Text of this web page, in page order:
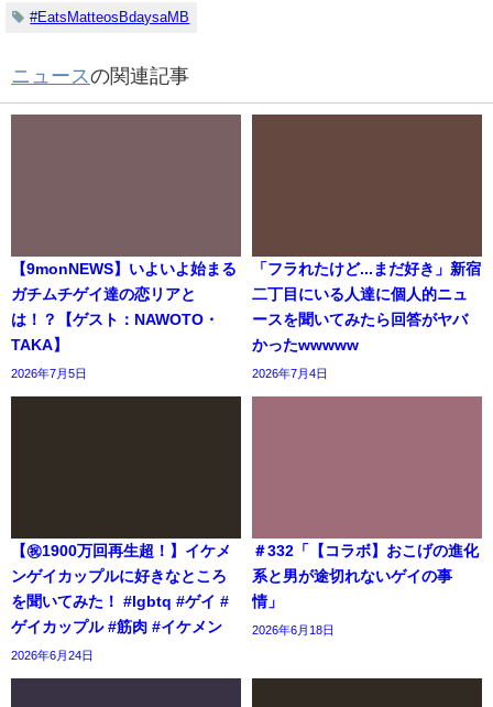
#EatsMatteosBdaysaMB
ニュースの関連記事
【9monNEWS】いよいよ始まる
ガチムチゲイ達の恋リアと
は！？【ゲスト：NAWOTO・
TAKA】
2026年7月5日
「フラれたけど...まだ好き」新宿
二丁目にいる人達に個人的ニュ
ースを聞いてみたら回答がヤバ
かったwwwww
2026年7月4日
【㊗️1900万回再生超！】イケメ
ンゲイカップルに好きなところ
を聞いてみた！ #lgbtq #ゲイ #
ゲイカップル #筋肉 #イケメン
2026年6月24日
＃332「【コラボ】おこげの進化
系と男が途切れないゲイの事
情」
2026年6月18日